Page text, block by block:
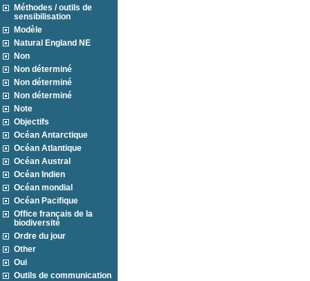
Méthodes / outils de
sensibilisation
Modèle
Natural England NE
Non
Non déterminé
Non déterminé
Non déterminé
Note
Objectifs
Océan Antarctique
Océan Atlantique
Océan Austral
Océan Indien
Océan mondial
Océan Pacifique
Office français de la
biodiversité
Ordre du jour
Other
Oui
Outils de communication